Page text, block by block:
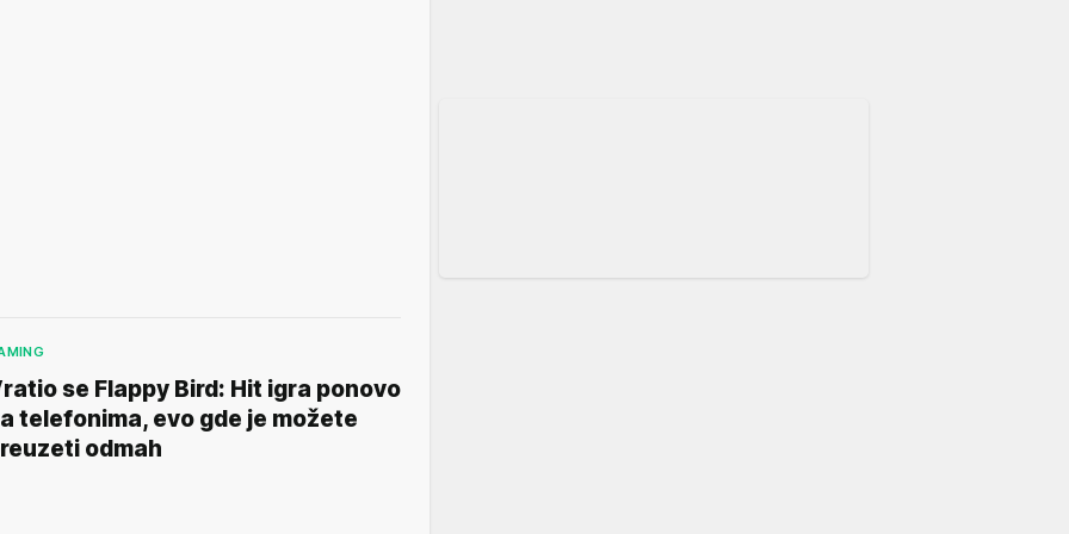
se Flappy Bird: Hit igra ponovo
telefonima, evo gde je možete
odmah